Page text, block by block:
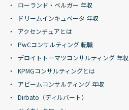
ローランド・ベルガー 年収
ドリームインキュベータ 年収
アクセンチュアとは
PwCコンサルティング 転職
デロイトトーマツコンサルティング 年収
KPMGコンサルティングとは
アビームコンサルティング 年収
Dirbato（ディルバート）